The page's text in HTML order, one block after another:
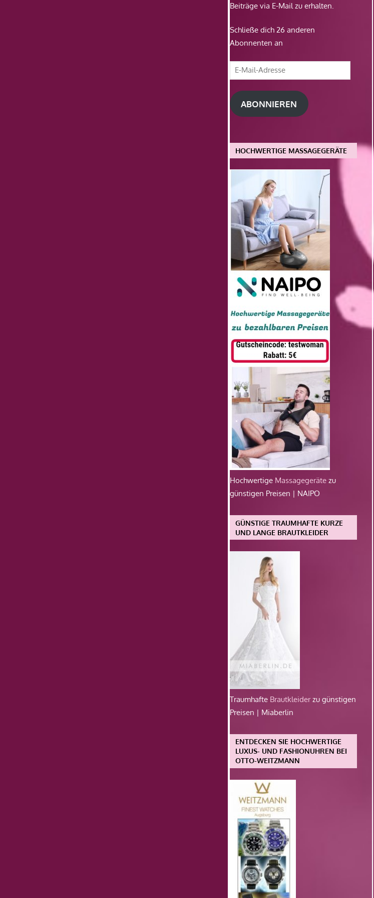
Beiträge via E-Mail zu erhalten.
Schließe dich 26 anderen
Abonnenten an
E-
Mail-
Adresse
ABONNIEREN
HOCHWERTIGE MASSAGEGERÄTE
Hochwertige Massagegeräte zu
günstigen Preisen | NAIPO
GÜNSTIGE TRAUMHAFTE KURZE
UND LANGE BRAUTKLEIDER
Traumhafte Brautkleiderzu günstigen
Preisen | Miaberlin
ENTDECKEN SIE HOCHWERTIGE
LUXUS- UND FASHIONUHREN BEI
OTTO-WEITZMANN